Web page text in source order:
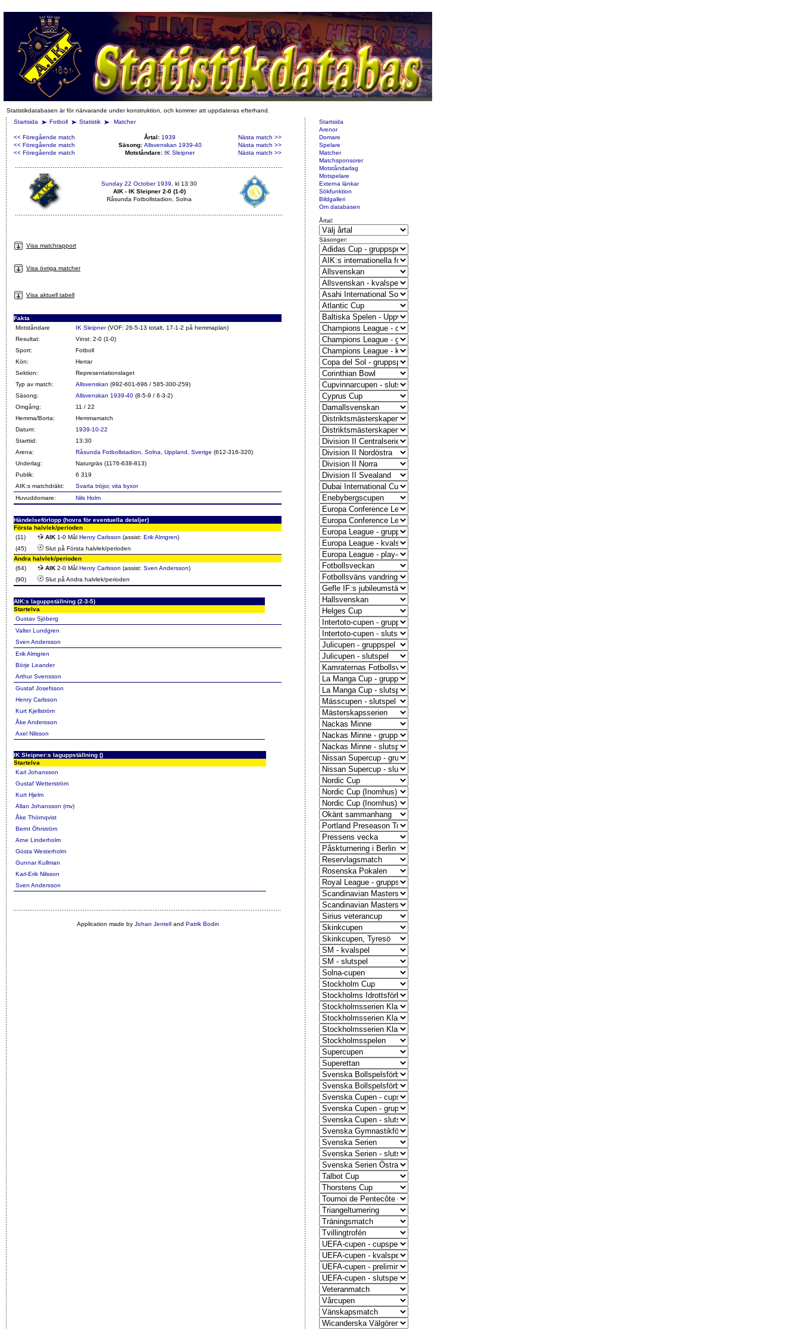
Statistikdatabasen är för närvarande under konstruktion, och kommer att uppdateras efterhand.
Startsida
Fotboll Statistik Matcher
<< Föregående match Årtal: 1939
Nästa match >>
<< Föregående match
Säsong: Allsvenskan 1939-40
Nästa match >>
<< Föregående match
Motståndare: IK Sleipner Nästa match >>
Sunday 22 October 1939 , kl 13:30
AIK - IK Sleipner 2-0 (1-0)
Råsunda Fotbollstadion, Solna
Visa matchrapport
Visa övriga matcher
Visa aktuell tabell
Fakta
Motståndare
IK Sleipner(VOF: 26-5-13 totalt, 17-1-2 på hemmaplan)
Resultat:
Vinst: 2-0 (1-0)
Sport:
Fotboll
Kön:
Herrar
Sektion:
Representationslaget
Typ av match:
Allsvenskan (992-601-696 / 585-300-259)
Säsong:
Allsvenskan 1939-40 (8-5-9 / 6-3-2)
Omgång:
11 / 22
Hemma/Borta:
Hemmamatch
Datum:
1939-10-22
Starttid:
13:30
Arena:
Råsunda Fotbollstadion, Solna, Uppland, Sverige (612-316-320)
Underlag:
Naturgräs (1176-638-813)
Publik:
6 319
AIK:s matchdräkt:
Svarta tröjor, vita byxor
Huvuddomare:
Nils Holm
Händelseförlopp (hovra för eventuella detaljer)
Första halvlek/perioden
(11)
AIK 1-0 Mål Henry Carlsson (assist: Erik Almgren)
(45)
Slut på Första halvlek/perioden
Andra halvlek/perioden
(64)
AIK 2-0 Mål Henry Carlsson (assist: Sven Andersson)
(90)
Slut på Andra halvlek/perioden
AIK:s laguppställning (2-3-5)
Startelva
Gustav Sjöberg
Valter Lundgren
Sven Andersson
Erik Almgren
Börje Leander
Arthur Svensson
Gustaf Josefsson
Henry Carlsson
Kurt Kjellström
Åke Andersson
Axel Nilsson
IK Sleipner:s laguppställning ()
Startelva
Karl Johansson
Gustaf Wetterström
Kurt Hjelm
Allan Johansson (mv)
Åke Thörnqvist
Bernt Öhrström
Arne Linderholm
Gösta Westerholm
Gunnar Kullman
Karl-Erik Nilsson
Sven Andersson
Application made by Johan Jentelland Patrik Bodin
Startsida
Arenor
Domare
Spelare
Matcher
Matchsponsorer
Motståndarlag
Motspelare
Externa länkar
Sökfunktion
Bildgalleri
Om databasen
Årtal:
Säsonger: